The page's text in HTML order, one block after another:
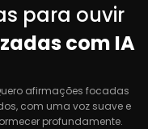
para ouvir
com IA
afirmações focadas
com uma voz suave e
profundamente.